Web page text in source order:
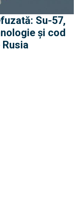
Su-57,
și cod